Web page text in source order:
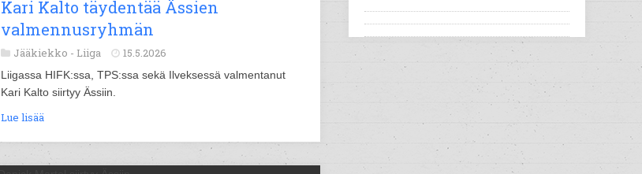
Kari Kalto täydentää Ässien
valmennusryhmän
Jääkiekko - Liiga 15.5.2026
Liigassa HIFK:ssa, TPS:ssa sekä Ilveksessä valmentanut
Kari Kalto siirtyy Ässiin.
Lue lisää